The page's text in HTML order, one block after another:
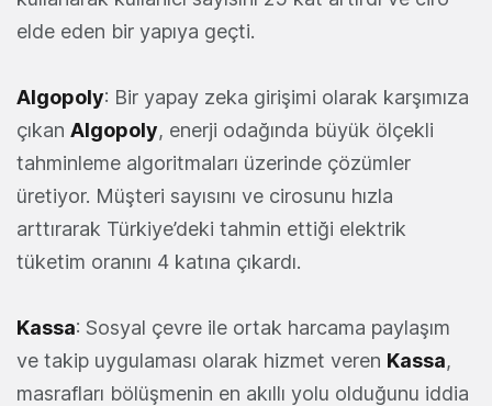
elde eden bir yapıya geçti.
Algopoly: Bir yapay zeka girişimi olarak karşımıza
çıkan Algopoly, enerji odağında büyük ölçekli
tahminleme algoritmaları üzerinde çözümler
üretiyor. Müşteri sayısını ve cirosunu hızla
arttırarak Türkiye’deki tahmin ettiği elektrik
tüketim oranını 4 katına çıkardı.
Kassa: Sosyal çevre ile ortak harcama paylaşım
ve takip uygulaması olarak hizmet veren Kassa,
masrafları bölüşmenin en akıllı yolu olduğunu iddia